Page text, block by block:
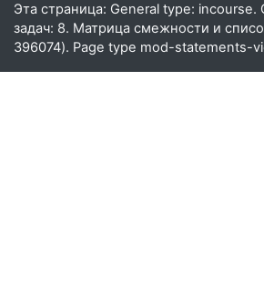
Эта страница: General type: incourse.
задач: 8. Матрица смежности и
396074). Page type mod-statements-